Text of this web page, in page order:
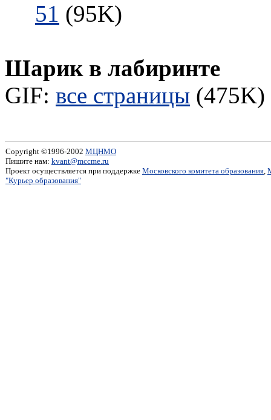
51 (95K)
Шарик в лабиринте
GIF: все страницы
Copyright ©1996-2002 МЦНМО
Пишите нам: kvant@mccme.ru
Проект осуществляется при поддержке Московского комитета образования,
"Курьер образования"